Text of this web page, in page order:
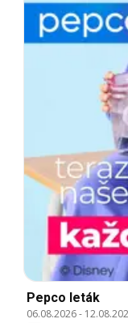
Pepco leták
06.08.2026-